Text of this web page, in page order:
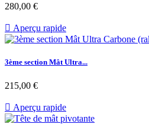
Prix
280,00 €
 Aperçu rapide
3ème section Mât Ultra...
Prix
215,00 €
 Aperçu rapide